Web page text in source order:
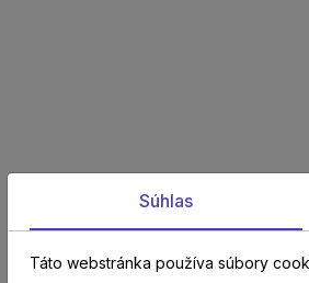
Súhlas
Táto webstránka používa súbory